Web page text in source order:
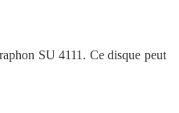
SU 4111. Ce disque peut